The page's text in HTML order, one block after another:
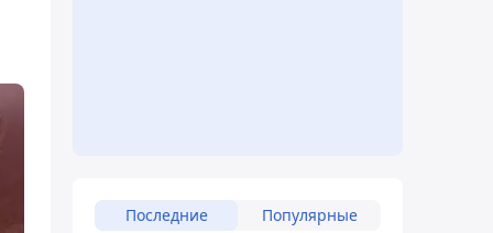
Последние Популярные